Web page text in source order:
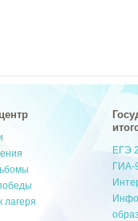
лагеря
ЕГЭ
ГИА-